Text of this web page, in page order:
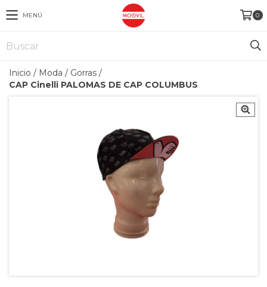
MENÚ 0
Inicio / Moda / Gorras /
CAP Cinelli PALOMAS DE CAP COLUMBUS